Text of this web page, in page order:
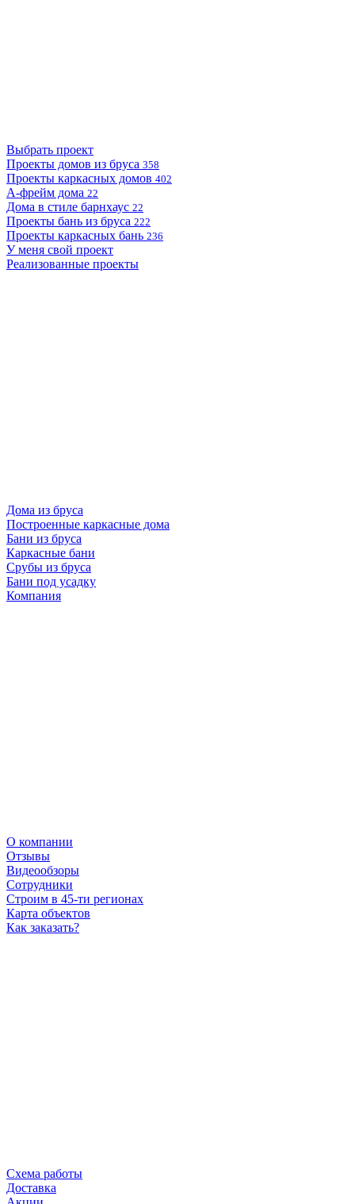
Выбрать проект
Проекты домов из бруса 358
Проекты каркасных домов 402
А-фрейм дома 22
Дома в стиле барнхаус 22
Проекты бань из бруса 222
Проекты каркасных бань 236
У меня свой проект
Реализованные проекты
Дома из бруса
Построенные каркасные дома
Бани из бруса
Каркасные бани
Срубы из бруса
Бани под усадку
Компания
О компании
Отзывы
Видеообзоры
Сотрудники
Строим в 45-ти регионах
Карта объектов
Как заказать?
Схема работы
Доставка